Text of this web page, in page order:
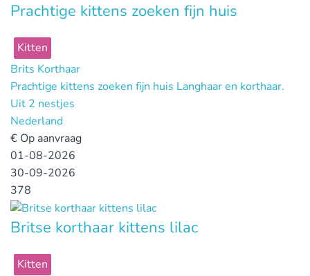
Prachtige kittens zoeken fijn huis
Kitten
Brits Korthaar
Prachtige kittens zoeken fijn huis Langhaar en korthaar.
Uit 2 nestjes
Nederland
€ Op aanvraag
01-08-2026
30-09-2026
378
Britse korthaar kittens lilac
Kitten